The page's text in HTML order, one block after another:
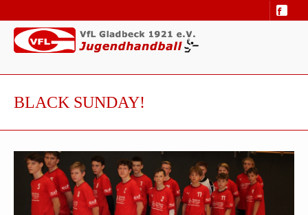
BLACK SUNDAY!